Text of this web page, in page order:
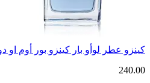
كينزو عطر لوأو بار كينزو بور أوم او
240.00